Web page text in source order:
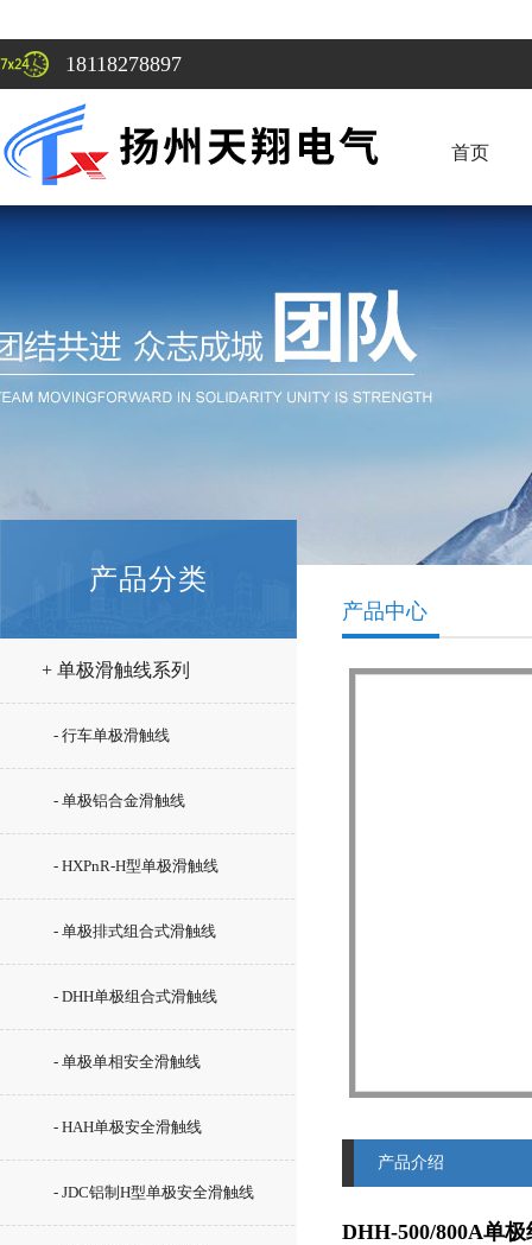
18118278897
首页
产品分类
+ 单极滑触线系列
- 行车单极滑触线
- 单极铝合金滑触线
- HXPnR-H型单极滑触线
- 单极排式组合式滑触线
- DHH单极组合式滑触线
- 单极单相安全滑触线
- HAH单极安全滑触线
- JDC铝制H型单极安全滑触线
产品中心
产品介绍
DHH-500/800A单